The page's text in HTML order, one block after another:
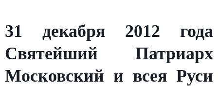
31 декабря 2012 года
Святейший Патриарх
Московский и всея Руси